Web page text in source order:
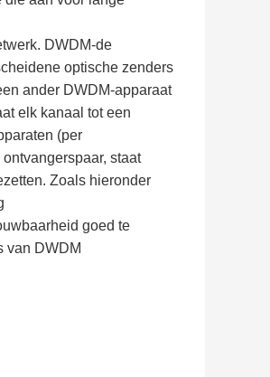
DWDM-de
optische zenders
ander DWDM-apparaat
elk kanaal tot een
(per
staat
Zoals hieronder
goed te
van DWDM